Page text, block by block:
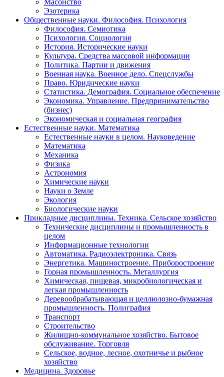
Эзотерика
Общественные науки. Философия. Психология
Философия. Семиотика
Психология. Социология
История. Исторические науки
Культура. Средства массовой информации
Политика. Партии и движения
Военная наука. Военное дело. Спецслужбы
Право. Юридические науки
Статистика. Демография. Социальное обеспечение
Экономика. Управление. Предпринимательство
(бизнес)
Экономическая и социальная география
Естественные науки. Математика
Естественные науки в целом. Науковедение
Математика
Механика
Физика
Астрономия
Химические науки
Науки о Земле
Экология
Биологические науки
Прикладные дисциплины. Техника. Сельское хозяйство
Технические дисциплины и промышленность в
целом
Информационные технологии
Автоматика. Радиоэлектроника. Связь
Энергетика. Машиностроение. Приборостроение
Горная промышленность. Металлургия
Химическая, пищевая, микробиологическая и
легкая промышленность
Деревообрабатывающая и целлюлозно-бумажная
промышленность. Полиграфия
Транспорт
Строительство
Жилищно-коммунальное хозяйство. Бытовое
обслуживание. Торговля
Сельское, водное, лесное, охотничье и рыбное
хозяйство
Медицина. Здоровье